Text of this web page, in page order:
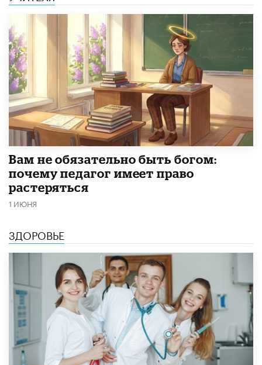
​Вам не обязательно быть богом:
почему педагог имеет право
растеряться
1 ИЮНЯ
ЗДОРОВЬЕ